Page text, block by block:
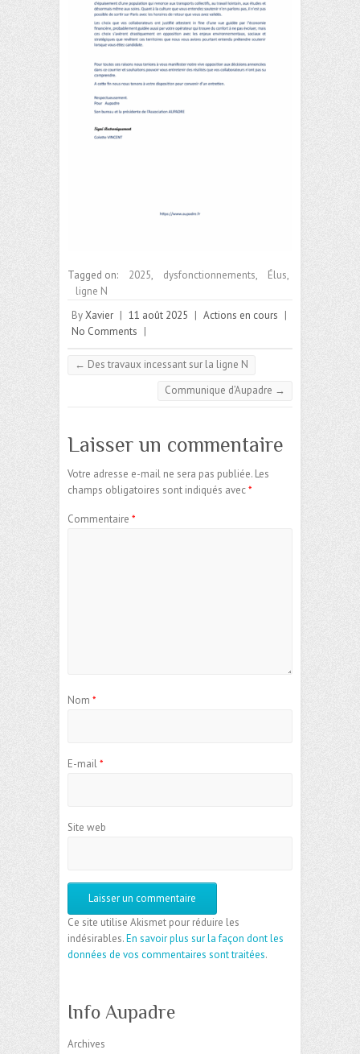
Tagged on: 2025, dysfonctionnements, Élus,
ligne N
ByXavier | 11 août 2025 | Actions en cours |
No Comments |
← Des travaux incessant sur la ligne N
Communique d’Aupadre →
Laisser un commentaire
Votre adresse e-mail ne sera pas publiée. Les
champs obligatoires sont indiqués avec*
Commentaire *
Nom *
E-mail*
Site web
Ce site utilise Akismet pour réduire les
indésirables.En savoir plus sur la façon dont les
données de vos commentaires sont traitées.
Info Aupadre
Archives